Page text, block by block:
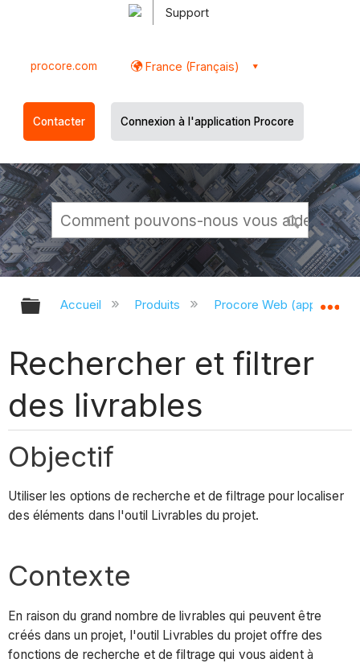
Support
procore.com France (Français)
Contacter Connexion à l'application Procore
Développer/réduire la hiérarchie
Accueil Produits Procore Web
Rechercher et filtrer
des livrables
Objectif
Utiliser les options de recherche et de filtrage pour localiser
des éléments dans l'outil Livrables du projet.
Contexte
En raison du grand nombre de livrables qui peuvent être
créés dans un projet, l'outil Livrables du projet offre des
fonctions de recherche et de filtrage qui vous aident à